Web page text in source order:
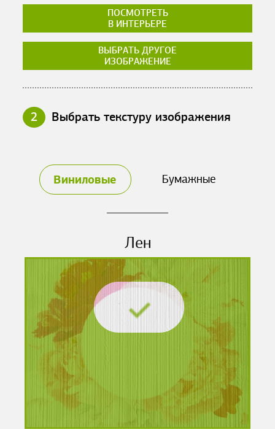
ПОСМОТРЕТЬ
В ИНТЕРЬЕРЕ
ВЫБРАТЬ ДРУГОЕ
ИЗОБРАЖЕНИЕ
2 Выбрать текстуру изображения
Виниловые Бумажные
Лен